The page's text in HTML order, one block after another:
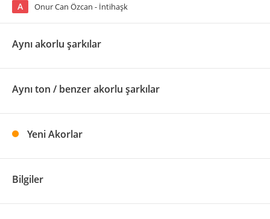
A Onur Can Özcan - İntihaşk
Aynı akorlu şarkılar
Aynı ton / benzer akorlu şarkılar
Yeni Akorlar
Bilgiler